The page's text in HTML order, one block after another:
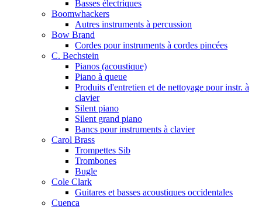
Basses électriques
Boomwhackers
Autres instruments à percussion
Bow Brand
Cordes pour instruments à cordes pincées
C. Bechstein
Pianos (acoustique)
Piano à queue
Produits d'entretien et de nettoyage pour instr. à
clavier
Silent piano
Silent grand piano
Bancs pour instruments à clavier
Carol Brass
Trompettes Sib
Trombones
Bugle
Cole Clark
Guitares et basses acoustiques occidentales
Cuenca